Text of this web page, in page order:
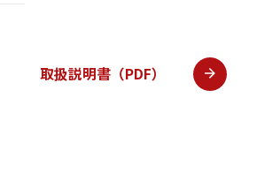
取扱説明書（PDF）